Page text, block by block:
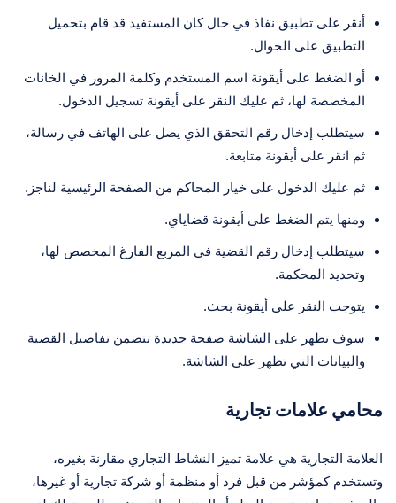
أنقر على تطبيق نفاذ في حال كان المستفيد قد قام بتحميل
التطبيق على الجوال.
أو الضغط على أيقونة اسم المستخدم وكلمة المرور في الخانات
المخصصة لها، ثم عليك النقر على أيقونة تسجيل الدخول.
سيتطلب إدخال رقم التحقق الذي يصل على الهاتف في رسالة،
ثم انقر على أيقونة متابعة.
ثم عليك الدخول على خيار المحاكم من الصفحة الرئيسية لناجز.
ومنها يتم الضغط على أيقونة قضاياي.
سيتطلب إدخال رقم القضية في المربع الفارغ المخصص لها،
وتحديد المحكمة.
يتوجب النقر على أيقونة بحث.
سوف تظهر على الشاشة صفحة جديدة تتضمن تفاصيل القضية
والبيانات التي تظهر على الشاشة.
محامي علامات تجارية
العلامة التجارية هي علامة تميز النشاط التجاري مقارنة بغيره،
وتستخدم كمؤشر من قبل فرد أو منظمة أو شركة تجارية أو غيرها،